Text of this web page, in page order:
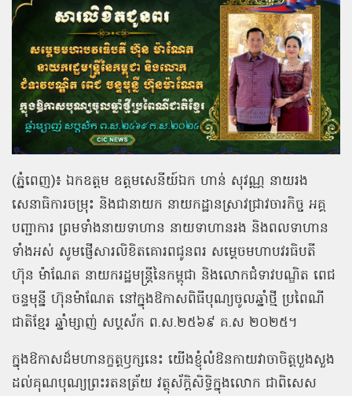
(ភ្នំពេញ)៖ ឯកឧត្ដម ឧត្តមសេនីយ៍ឯក ហាន់ សុវណ្ណ នាយរង
សេនាធិការចម្រុះ និងជានាយក នាយកដ្ឋានស្រាវជ្រាវចារកិច្ច អគ្គ
បញ្ជាការ ព្រមទាំងនាយទាហាន នាយទាហានរង និងពលទាហាន
ទាំងអស់ សូមផ្ញើសារលិខិតគោរពជូនពរ សម្ដេចមហាបវរធិបតី
ហ៊ុន ម៉ាណែត នាយករដ្ឋមន្ត្រីនៃកម្ពុជា និងលោកជំទាវបណ្ឌិត ពេជ
ចន្ទមុន្នី ហ៊ុនម៉ាណែត នៅក្នុងឱកាសពិធីបុណ្យចូលឆ្នាំថ្មី ប្រពៃណី
ជាតិខ្មែរ ឆ្នាំម្សាញ់ សប្តស័ក ព.ស.២៥៦៩ គ.ស ២០២៥។
ក្នុងឱកាសដ៏មហានក្ខត្តឫក្សនេះ យើងខ្ញុំលំឱនកាយវាចាចិត្តបួងសួង
ដល់គុណបុណ្យព្រះរតនត្រ័យ វត្ថុស័ក្ដិសិទ្ធិក្នុងលោក ជាពិសេស